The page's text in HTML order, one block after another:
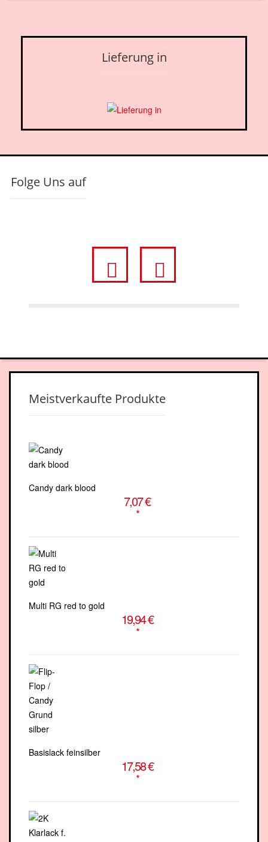
Lieferung in
Folge Uns auf
fa fa
Meistverkaufte Produkte
Candy dark blood
7,07 €
*
Multi RG red to gold
19,94 €
*
Basislack feinsilber
17,58 €
*